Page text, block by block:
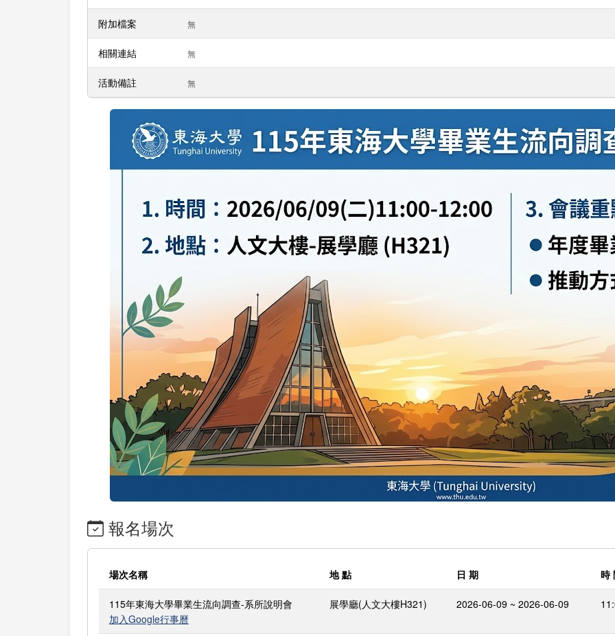
附加檔案 無
相關連結 無
活動備註 無
報名場次
場次名稱 地 點 日 期 時
115年東海大學畢業生流向調查-系所說明會
加入Google行事曆
展學廳(人文大樓H321) 2026-06-09 ~ 2026-06-09